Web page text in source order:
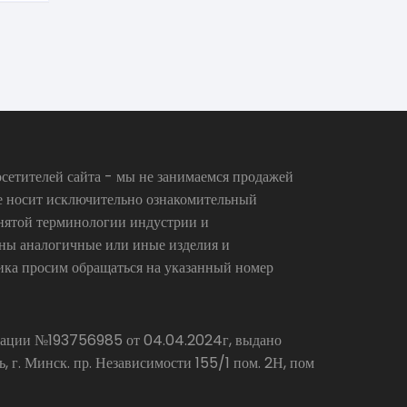
сайта - мы не занимаемся продажей
исключительно ознакомительный
терминологии индустрии и
аналогичные или иные изделия и
просим обращаться на указанный номер
№193756985 от 04.04.2024г, выдано
г. Минск. пр. Независимости 155/1 пом. 2Н, пом